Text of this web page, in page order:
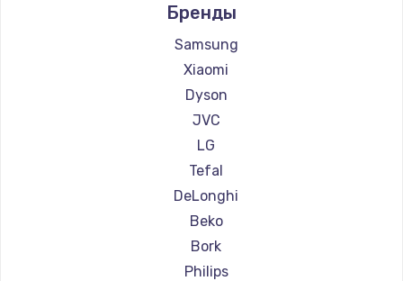
Ремонт пылесосов lydsto
Ремонт пылесосов Atvel
Ремонт пылесосов Tineco
Ремонт пылесосов Tuvio
Ремонт пылесосов DEXP
Ремонт пылесосов Haier
Ремонт пылесосов Pioneer
Ремонт пылесосов Electrolux
Ремонт пылесосов Grundig
Ремонт пылесосов BBK
Ремонт пылесосов Scarlett
Бренды
Samsung
Xiaomi
Dyson
JVC
LG
Tefal
DeLonghi
Beko
Bork
Philips